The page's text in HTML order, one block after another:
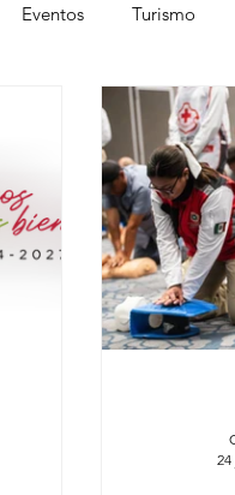
Eventos Turismo
Una Obra Cada Día
Públicos Seguridad
24